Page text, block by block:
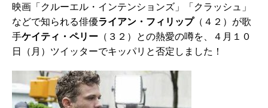
映画「クルーエル・インテンションズ」「クラッシュ」
などで知られる俳優ライアン・フィリップ（４２）が歌
手ケイティ・ペリー （３２）との熱愛の噂を、４月１０
日（月）ツイッターでキッパリと否定しました！